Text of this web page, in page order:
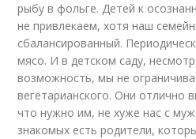
рыбу в фольге. Детей к
не привлекаем, хотя наш
сбалансированный.
мясо. И в детском саду,
возможность, мы не
вегетарианского. Они отлично
что нужно им, не хуже нас с
знакомых есть родители,